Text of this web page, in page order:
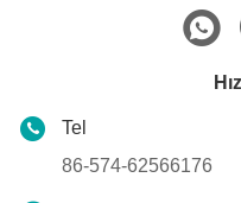
Tel
86-574-62566176